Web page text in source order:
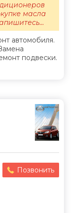
автомобиля.
подвески.
масла
Позвонить